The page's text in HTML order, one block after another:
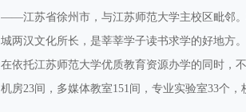
——江苏省徐州市，与江苏师范大学主校区毗邻
城两汉文化所长，是莘莘学子读书求学的好地方
在依托江苏师范大学优质教育资源办学的同时，
机房23间，多媒体教室151间，专业实验室33个，